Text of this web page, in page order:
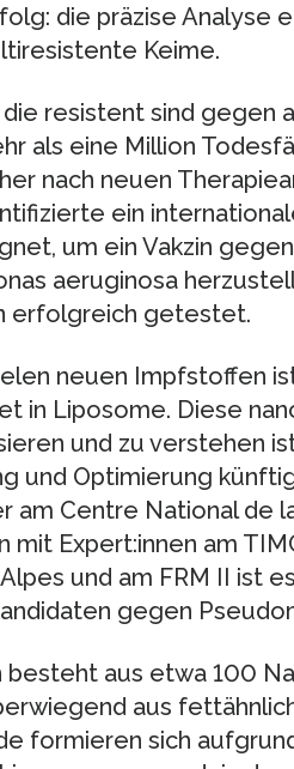
die präzise Analyse
Keime.
resistent sind gegen
als eine Million
nach neuen
ein
um ein Vakzin
aeruginosa
erfolgreich getestet.
neuen Impfstoffen
in Liposome. Diese
und zu verstehen
und Optimierung
am Centre National de
mit Expert:innen am
und am FRM II ist
gegen
besteht aus etwa 100
aus
formieren sich